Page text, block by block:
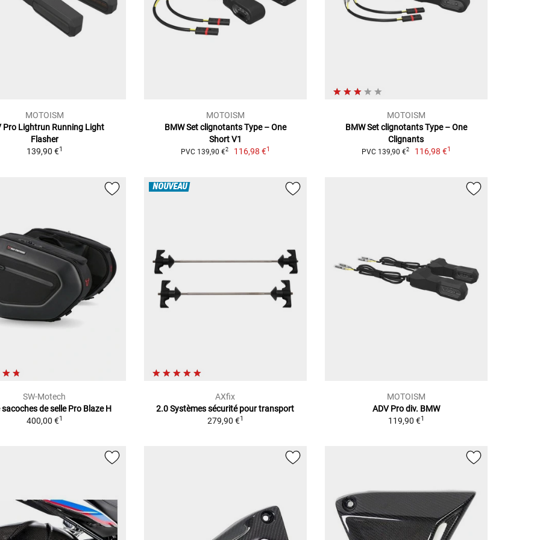
MOTOISM
Pro Lightrun Running Light
Flasher
139,90 €1
MOTOISM
BMW Set clignotants Type – One
Short V1
PVC 139,90 €2 116,98 €1
MOTOISM
BMW Set clignotants Type – One
Clignants
PVC 139,90 €2 116,98 €1
SW-Motech
sacoches de selle Pro Blaze H
400,00 €1
NOUVEAU
AXfix
2.0 Systèmes sécurité pour transport
279,90 €1
MOTOISM
ADV Pro div. BMW
119,90 €1